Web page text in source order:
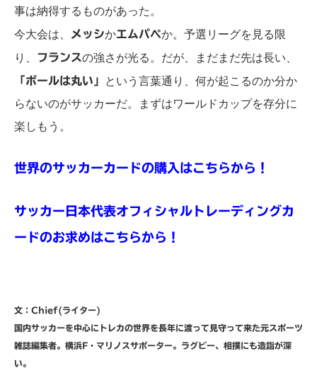
事は納得するものがあった。
今大会は、
メッシかエムパぺか。予選リーグを見る限
り、 フランスの強さが光る。だが、まだまだ先は長い、
「ボールは丸い」
という言葉通り、何が起こるのか分か
らないのがサッカーだ。まずはワールドカップを存分に
楽しもう。
世界のサッカーカードの購入はこちらから！
サッカー日本代表オフィシャルトレーディングカ
ードのお求めはこちらから！
文：Chief(ライター)
国内サッカーを中心にトレカの世界を長年に渡って見守って来た元スポーツ
雑誌編集者。横浜F・マリノスサポーター。ラグビー、相撲にも造詣が深
い。